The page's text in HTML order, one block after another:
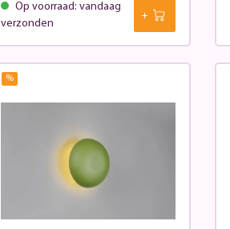
Op voorraad: vandaag
verzonden
%